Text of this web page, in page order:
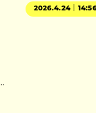
2026.4.24｜